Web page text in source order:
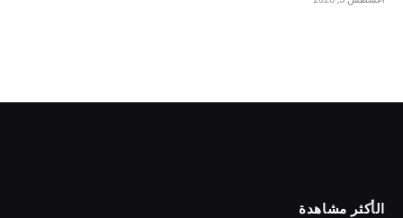
الأكثر مشاهدة